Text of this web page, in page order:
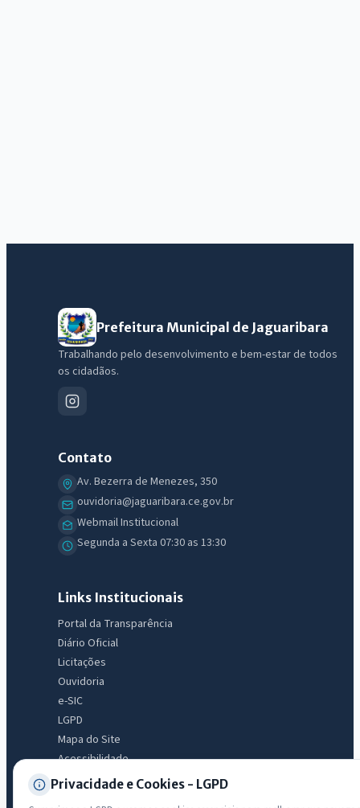
Prefeitura Municipal de Jaguaribara
Trabalhando pelo desenvolvimento e bem-estar de todos
os cidadãos.
Contato
Av. Bezerra de Menezes, 350
ouvidoria@jaguaribara.ce.gov.br
Webmail Institucional
Segunda a Sexta 07:30 as 13:30
Links Institucionais
Portal da Transparência
Diário Oficial
Licitações
Ouvidoria
e-SIC
LGPD
Mapa do Site
Acessibilidade
Privacidade e Cookies - LGPD
Assistente do Portal
Olá. Pergunte sobre serviços, notícias, legislação, Diário Oficial,
licitações, estrutura ou transparência do município.